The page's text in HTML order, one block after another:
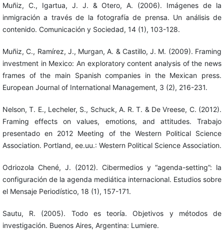
Muñiz, C., Igartua, J. J. & Otero, A. (2006). Imágenes de la
inmigración a través de la fotografía de prensa. Un análisis de
contenido. Comunicación y Sociedad, 14 (1), 103-128.
Muñiz, C., Ramírez, J., Murgan, A. & Castillo, J. M. (2009). Framing
investment in Mexico: An exploratory content analysis of the news
frames of the main Spanish companies in the Mexican press.
European Journal of International Management, 3 (2), 216-231.
Nelson, T. E., Lecheler, S., Schuck, A. R. T. & De Vreese, C. (2012).
Framing effects on values, emotions, and attitudes. Trabajo
presentado en 2012 Meeting of the Western Political Science
Association. Portland, ee.uu.: Western Political Science Association.
Odriozola Chené, J. (2012). Cibermedios y “agenda-setting”: la
configuración de la agenda mediática internacional. Estudios sobre
el Mensaje Periodístico, 18 (1), 157-171.
Sautu, R. (2005). Todo es teoría. Objetivos y métodos de
investigación. Buenos Aires, Argentina: Lumiere.